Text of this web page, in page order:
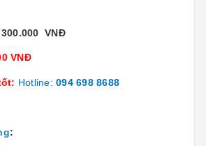
VNĐ
VNĐ
Hotline: 094 698 8688
: